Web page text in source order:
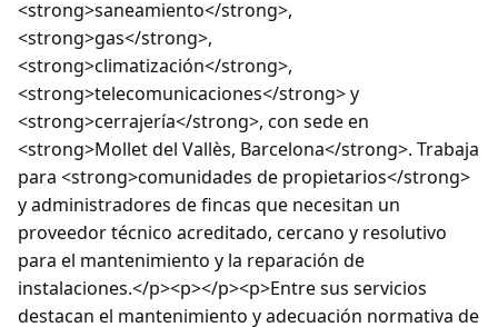
<strong>saneamiento</strong>,
<strong>gas</strong>,
<strong>climatización</strong>,
<strong>telecomunicaciones</strong> y
<strong>cerrajería</strong>, con sede en
<strong>Mollet del Vallès, Barcelona</strong>. Trabaja
para <strong>comunidades de propietarios</strong>
y administradores de fincas que necesitan un
proveedor técnico acreditado, cercano y resolutivo
para el mantenimiento y la reparación de
instalaciones.</p><p></p><p>Entre sus servicios
destacan el mantenimiento y adecuación normativa de